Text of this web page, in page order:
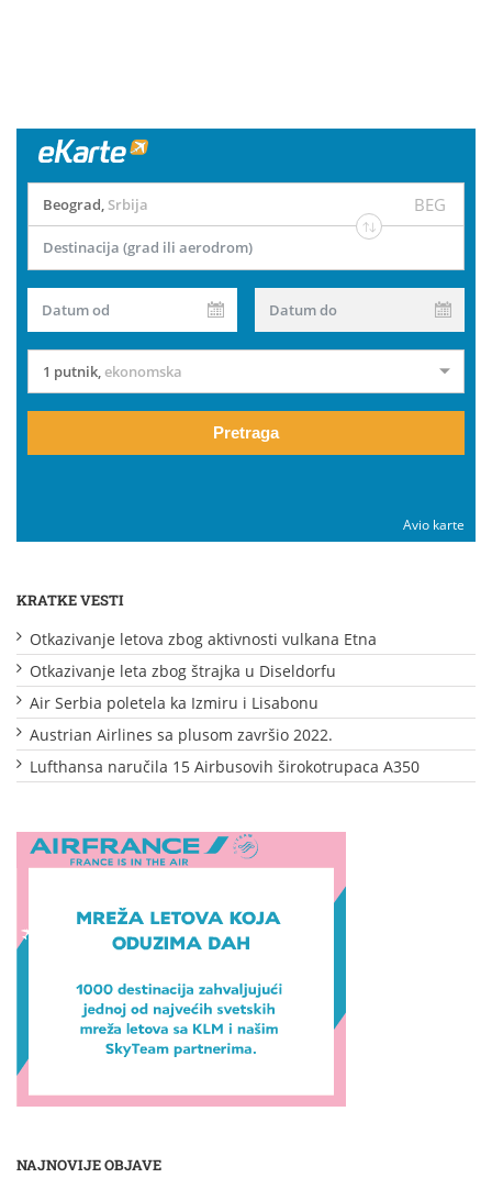
Beograd, Srbija BEG
Destinacija (grad ili aerodrom)
Datum od Datum do
1 putnik,ekonomska
Pretraga
Avio karte
KRATKE VESTI
Otkazivanje letova zbog aktivnosti vulkana Etna
Otkazivanje leta zbog štrajka u Diseldorfu
Air Serbia poletela ka Izmiru i Lisabonu
Austrian Airlines sa plusom završio 2022.
Lufthansa naručila 15 Airbusovih širokotrupaca A350
NAJNOVIJE OBJAVE